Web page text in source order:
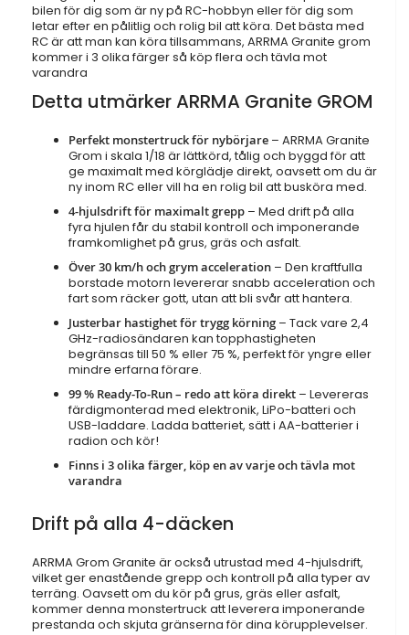
bilen för dig som är ny på RC-hobbyn eller för dig som
letar efter en pålitlig och rolig bil att köra. Det bästa med
RC är att man kan köra tillsammans, ARRMA Granite grom
kommer i 3 olika färger så köp flera och tävla mot
varandra
Detta utmärker ARRMA Granite GROM
Perfekt monstertruck för nybörjare – ARRMA Granite
Grom i skala 1/18 är lättkörd, tålig och byggd för att
ge maximalt med körglädje direkt, oavsett om du är
ny inom RC eller vill ha en rolig bil att busköra med.
4-hjulsdrift för maximalt grepp – Med drift på alla
fyra hjulen får du stabil kontroll och imponerande
framkomlighet på grus, gräs och asfalt.
Över 30 km/h och grym acceleration – Den kraftfulla
borstade motorn levererar snabb acceleration och
fart som räcker gott, utan att bli svår att hantera.
Justerbar hastighet för trygg körning – Tack vare 2,4
GHz-radiosändaren kan topphastigheten
begränsas till 50 % eller 75 %, perfekt för yngre eller
mindre erfarna förare.
99 % Ready-To-Run – redo att köra direkt – Levereras
färdigmonterad med elektronik, LiPo-batteri och
USB-laddare. Ladda batteriet, sätt i AA-batterier i
radion och kör!
Finns i 3 olika färger, köp en av varje och tävla mot
varandra
Drift på alla 4-däcken
ARRMA Grom Granite är också utrustad med 4-hjulsdrift,
vilket ger enastående grepp och kontroll på alla typer av
terräng. Oavsett om du kör på grus, gräs eller asfalt,
kommer denna monstertruck att leverera imponerande
prestanda och skjuta gränserna för dina körupplevelser.